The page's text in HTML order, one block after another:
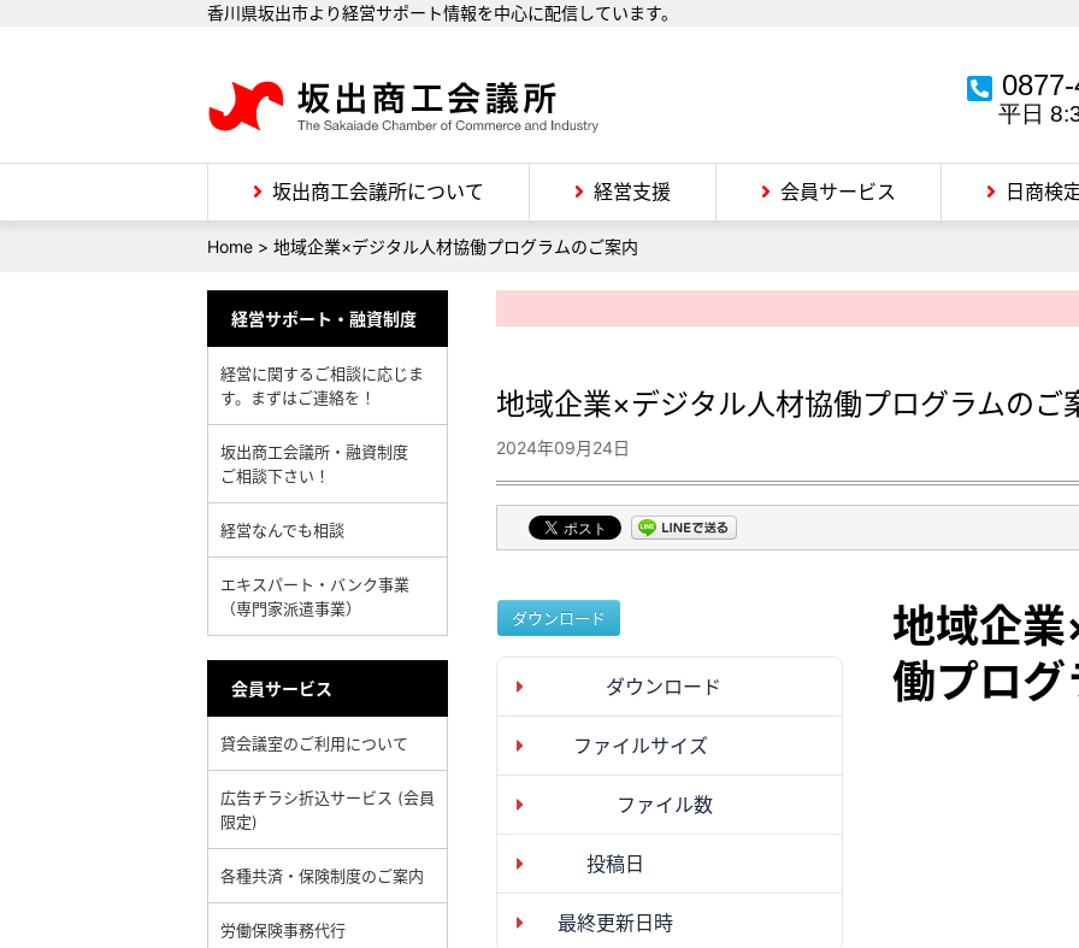
香川県坂出市より経営サポート情報を中心に配信しています。
平日
坂出商工会議所について 経営支援 会員サービス 日商検
Home > 地域企業×デジタル人材協働プログラムのご案内
地域企業×デジタル人材協働プログラムのご
2024年09月24日
ダウンロード
ダウンロード
ファイルサイズ
ファイル数
投稿日
最終更新日時
地域企
働プログ
経営サポート・融資制度
経営に関するご相談に応じま
す。まずはご連絡を！
坂出商工会議所・融資制度
ご相談下さい！
経営なんでも相談
エキスパート・バンク事業
（専門家派遣事業）
会員サービス
貸会議室のご利用について
広告チラシ折込サービス (会員
限定)
各種共済・保険制度のご案内
労働保険事務代行